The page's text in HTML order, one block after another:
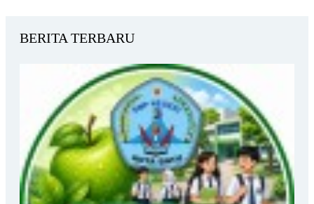
BERITA TERBARU